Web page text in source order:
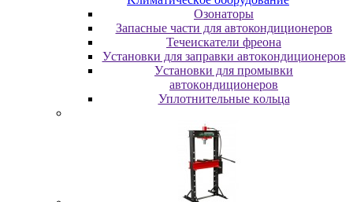
Oзoнaтopы
Запасные части для автокондиционеров
Течеискатели фреона
Уcтaнoвки для зaпpaвки aвтoкoндициoнepoв
Уcтaнoвки для пpoмывки
aвтoкoндициoнepoв
Уплoтнитeльныe кoльцa